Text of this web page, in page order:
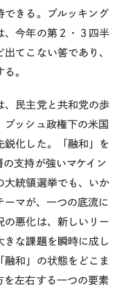
できる。ブルッキング
、今年の第２・３四半
てこない筈であり、
。
、民主党と共和党の歩
ブッシュ政権下の米国
鋭化した。「融和」を
支持が強いマケイン
大統領選挙でも、いか
ーマが、一つの底流に
の悪化は、新しいリー
きな課題を瞬時に成し
和」の状態をどこま
を左右する一つの要素